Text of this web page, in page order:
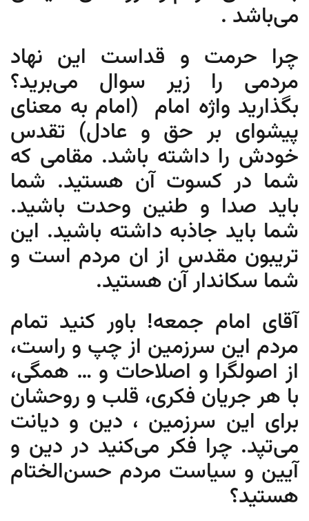
می‌باشد .
چرا حرمت و قداست این نهاد
مردمی را زیر سوال می‌برید؟
بگذارید واژه امام (امام به معنای
پیشوای بر حق و عادل) تقدس
خودش را داشته باشد. مقامی که
شما در کسوت آن هستید. شما
باید صدا و طنین وحدت باشید.
شما باید جاذبه داشته باشید. این
تریبون مقدس از ان مردم است و
شما سکاندار آن هستید.
آقای امام جمعه! باور کنید تمام
مردم این سرزمین از چپ و راست،
از اصولگرا و اصلاحات و … همگی،
با هر جریان فکری، قلب و روحشان
برای این سرزمین ، دین و دیانت
می‌تپد. چرا فکر می‌‌کنید در دین و
آیین و سیاست مردم حسن‌الختام
هستید؟